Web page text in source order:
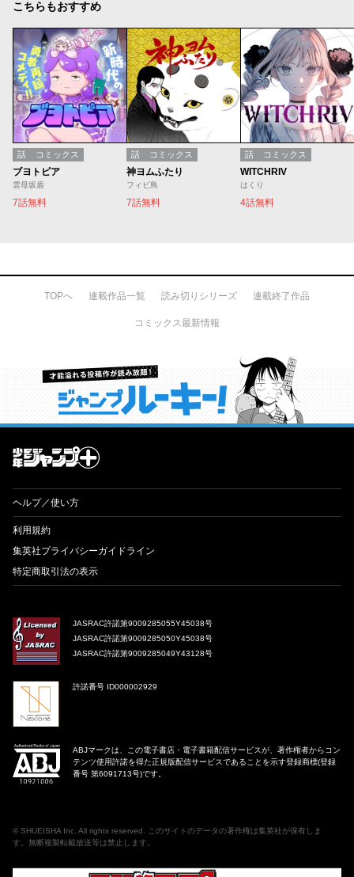
こちらもおすすめ
話 コミックス
ブヨトピア
雲母坂盾
7話無料
話 コミックス
神ヨムふたり
フィビ鳥
7話無料
話 コミックス
WITCHRIV
はくり
4話無料
TOPへ 連載作品一覧 読み切りシリーズ 連載終了作品
コミックス最新情報
才能溢れる投稿作が読み放題！ ジャンプルーキー！
ヘルプ／使い方
利用規約
集英社プライバシーガイドライン
特定商取引法の表示
JASRAC許諾第9009285055Y45038号
JASRAC許諾第9009285050Y45038号
JASRAC許諾第9009285049Y43128号
許諾番号 ID000002929
ABJマークは、この電子書店・電子書籍配信サービスが、著作権者からコン
テンツ使用許諾を得た正規版配信サービスであることを示す登録商標(登録
番号 第6091713号)です。
© SHUEISHA Inc . All rights reserved. このサイトのデータの著作権は集英社が保有しま
す。無断複製転載放送等は禁止します。